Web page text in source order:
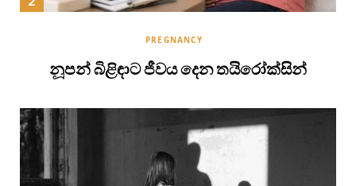
PREGNANCY
නූපන් බිළිඳාට ජීවය දෙන තයිරෝක්සින්